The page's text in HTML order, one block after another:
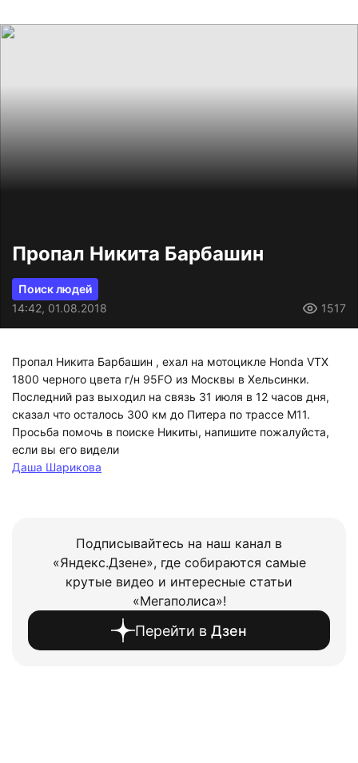
Пропал Никита Барбашин
Поиск людей
14:42, 01.08.2018
1517
Пропал Никита Барбашин , ехал на мотоцикле Honda VTX
1800 черного цвета г/н 95FO из Москвы в Хельсинки.
Последний раз выходил на связь 31 июля в 12 часов дня,
сказал что осталось 300 км до Питера по трассе М11.
Просьба помочь в поиске Никиты, напишите пожалуйста,
если вы его видели
Даша Шарикова
Подписывайтесь на наш канал в
«Яндекс.Дзене», где собираются самые
крутые видео и интересные статьи
«Мегаполиса»!
Перейти в Дзен